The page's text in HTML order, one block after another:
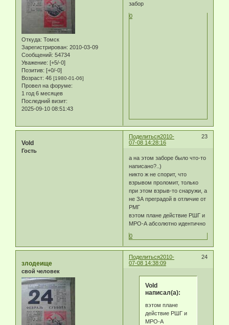
Откуда: Томск
Зарегистрирован: 2010-03-09
Сообщений: 54734
Уважение: [+5/-0]
Позитив: [+0/-0]
Возраст: 46 [1980-01-06]
Провел на форуме:
1 год 6 месяцев
Последний визит:
2025-09-10 08:51:43
забор
0
Поделиться 23
2010-
07-08 14:28:16
Vold
Гость
а на этом заборе было что-то
написано?..)
никто ж не спорит, что
взрывом проломит, только
при этом взрыв-то снаружи, а
не ЗА преградой в отличие от
РМГ
вэтом плане действие РШГ и
МРО-А абсолютно идентично
0
Поделиться 24
2010-
07-08 14:38:09
злодеище
свой человек
Vold
написал(а):
вэтом плане
действие РШГ и
МРО-А